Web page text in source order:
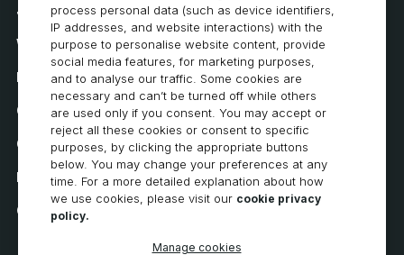
Jak kupować
Wymagania systemowe
Prywatność
Oświadczenie o ochronie prywatności
Oświadczenie o dostępności
Polityka dotycząca plików cookie
Cookie Preferences
process personal data (such as device identifiers,
IP addresses, and website interactions) with the
purpose to personalise website content, provide
social media features, for marketing purposes,
and to analyse our traffic. Some cookies are
necessary and can’t be turned off while others
are used only if you consent. You may accept or
reject all these cookies or consent to specific
purposes, by clicking the appropriate buttons
below. You may change your preferences at any
time. For a more detailed explanation about how
we use cookies, please visit our cookie privacy
policy.
Manage cookies